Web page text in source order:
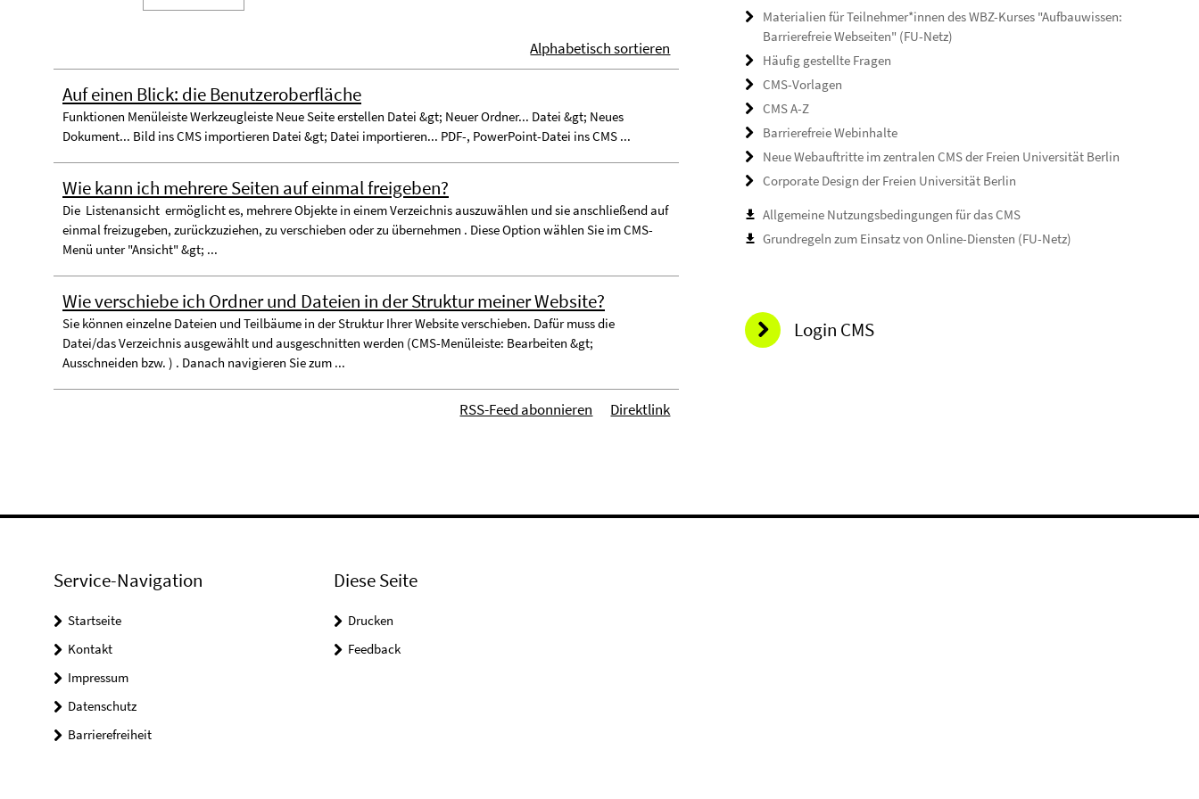
Alphabetisch sortieren
Auf einen Blick: die Benutzeroberfläche
Funktionen Menüleiste Werkzeug­leiste Neue Seite erstellen Datei &gt; Neuer Ordner... Datei &gt; Neues
Dokument... Bild ins CMS importieren Datei &gt; Datei importieren... PDF-, PowerPoint-Datei ins CMS ...
Wie kann ich mehrere Seiten auf einmal freigeben?
Die Listenansicht ermöglicht es, mehrere Objekte in einem Verzeichnis auszuwählen und sie anschließend auf
einmal freizugeben, zurückzuziehen, zu verschieben oder zu übernehmen . Diese Option wählen Sie im CMS-
Menü unter "Ansicht" &gt; ...
Wie verschiebe ich Ordner und Dateien in der Struktur meiner Website?
Sie können einzelne Dateien und Teilbäume in der Struktur Ihrer Website verschieben. Dafür muss die
Datei/das Verzeichnis ausgewählt und ausgeschnitten werden (CMS-Menüleiste: Bearbeiten &gt;
Ausschneiden bzw. ) . Danach navigieren Sie zum ...
Direktlink
RSS-Feed abonnieren
Materialien für Teilnehmer*innen des WBZ-Kurses "Aufbauwissen:
Barrierefreie Webseiten" (FU-Netz)
Häufig gestellte Fragen
CMS-Vorlagen
CMS A-Z
Barrierefreie Webinhalte
Neue Webauftritte im zentralen CMS der Freien Universität Berlin
Corporate Design der Freien Universität Berlin
Allgemeine Nutzungsbedingungen für das CMS
Grundregeln zum Einsatz von Online-Diensten (FU-Netz)
Login CMS
Service-Navigation
Startseite
Kontakt
Impressum
Datenschutz
Barrierefreiheit
Diese Seite
Drucken
Feedback